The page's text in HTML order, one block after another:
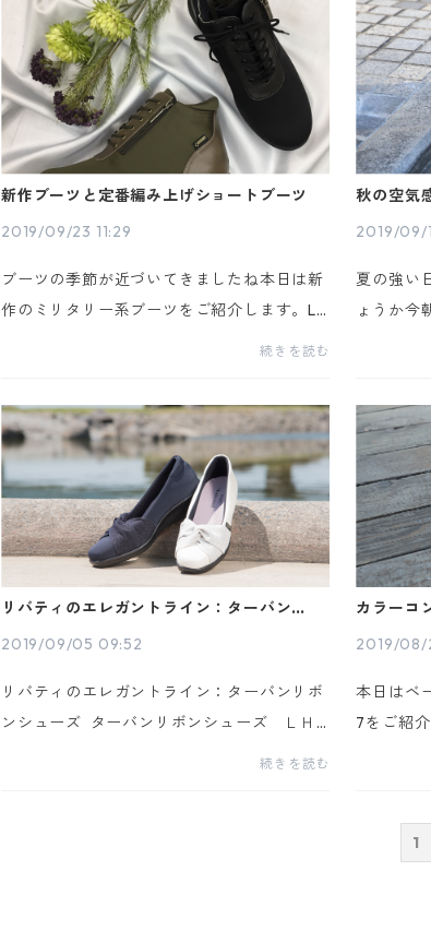
新作ブーツと定番編み上げショートブーツ
2019/09/23 11:29
ブーツの季節が近づいてきましたね本日は新
作のミリタリー系ブーツをご紹介します。LH
-239 2万2,000円 下カーキ 右上BLACK
簡単 そして当然のゴアテックス仕様！お...
続きを読む
秋の空気
2019/09/
夏の強い
ょうか今
秋の空
ます ベル
リバティのエレガントライン：ターバンリボ
2019/09/05 09:52
リバティのエレガントライン：ターバンリボ
ンシューズ ターバンリボンシューズ ＬＨ-
237 甲にあしらったラメデニムのターバン
続きを読む
カラーコ
2019/08/
本日はベ
7をご紹
カラー
1